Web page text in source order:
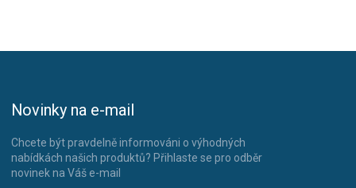
Novinky na e-mail
Chcete být pravdelně informováni o výhodných
nabídkách našich produktů? Přihlaste se pro odběr
novinek na Váš e-mail